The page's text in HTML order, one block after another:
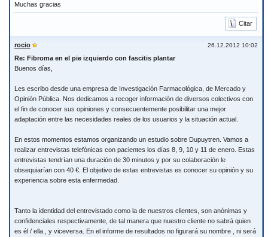
Muchas gracias
Citar
26.12.2012 10:02
rocio
Re: Fibroma en el pie izquierdo con fascitis plantar
Buenos días,
Les escribo desde una empresa de Investigación Farmacológica, de Mercado y
Opinión Pública. Nos dedicamos a recoger información de diversos colectivos con
el fin de conocer sus opiniones y consecuentemente posibilitar una mejor
adaptación entre las necesidades reales de los usuarios y la situación actual.
En estos momentos estamos organizando un estudio sobre Dupuytren. Vamos a
realizar entrevistas telefónicas con pacientes los días 8, 9, 10 y 11 de enero. Estas
entrevistas tendrían una duración de 30 minutos y por su colaboración le
obsequiarían con 40 €. El objetivo de estas entrevistas es conocer su opinión y su
experiencia sobre esta enfermedad.
Tanto la identidad del entrevistado como la de nuestros clientes, son anónimas y
confidenciales respectivamente, de tal manera que nuestro cliente no sabrá quien
es él / ella., y viceversa. En el informe de resultados no figurará su nombre , ni será